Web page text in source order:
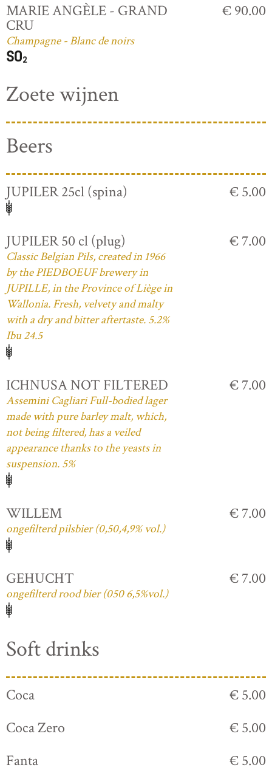
MARIE ANGÈLE - GRAND
CRU
Champagne - Blanc de noirs
€ 90.00
Zoete wijnen
Beers
JUPILER 25cl (spina) € 5.00
JUPILER 50 cl (plug)
Classic Belgian Pils, created in 1966
by the PIEDBOEUF brewery in
JUPILLE, in the Province of Liège in
Wallonia. Fresh, velvety and malty
with a dry and bitter aftertaste. 5.2%
Ibu 24.5
€ 7.00
ICHNUSA NOT FILTERED
Assemini Cagliari Full-bodied lager
made with pure barley malt, which,
not being filtered, has a veiled
appearance thanks to the yeasts in
suspension. 5%
€ 7.00
WILLEM
ongefilterd pilsbier (0,50,4,9% vol.)
€ 7.00
GEHUCHT
ongefilterd rood bier (050 6,5%vol.)
€ 7.00
Soft drinks
Coca
€ 5.00
Coca Zero
€ 5.00
Fanta
€ 5.00